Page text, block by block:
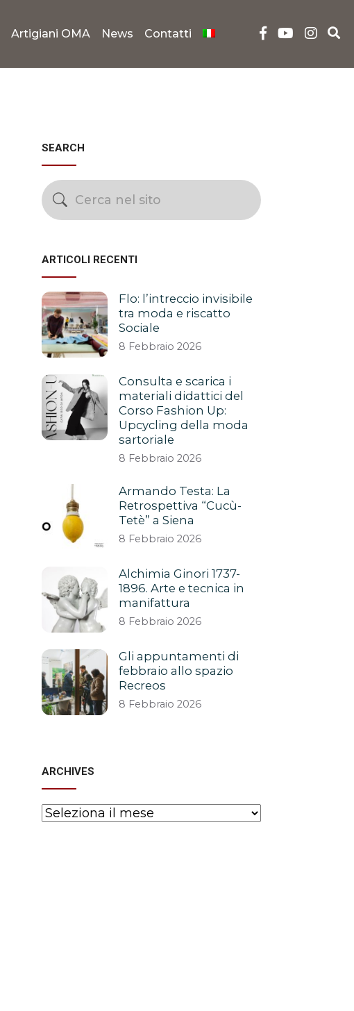
Artigiani OMA News Contatti
SEARCH
ARTICOLI RECENTI
Flo: l’intreccio invisibile
tra moda e riscatto
Sociale
8 Febbraio 2026
Consulta e scarica i
materiali didattici del
Corso Fashion Up:
Upcycling della moda
sartoriale
8 Febbraio 2026
Armando Testa: La
Retrospettiva “Cucù-
Tetè” a Siena
8 Febbraio 2026
Alchimia Ginori 1737-
1896. Arte e tecnica in
manifattura
8 Febbraio 2026
Gli appuntamenti di
febbraio allo spazio
Recreos
8 Febbraio 2026
ARCHIVES
Archives